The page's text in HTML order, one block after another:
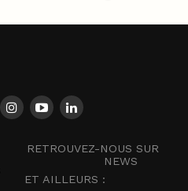
RETROUVEZ-NOUS SUR
NEWS
ET AILLEURS :